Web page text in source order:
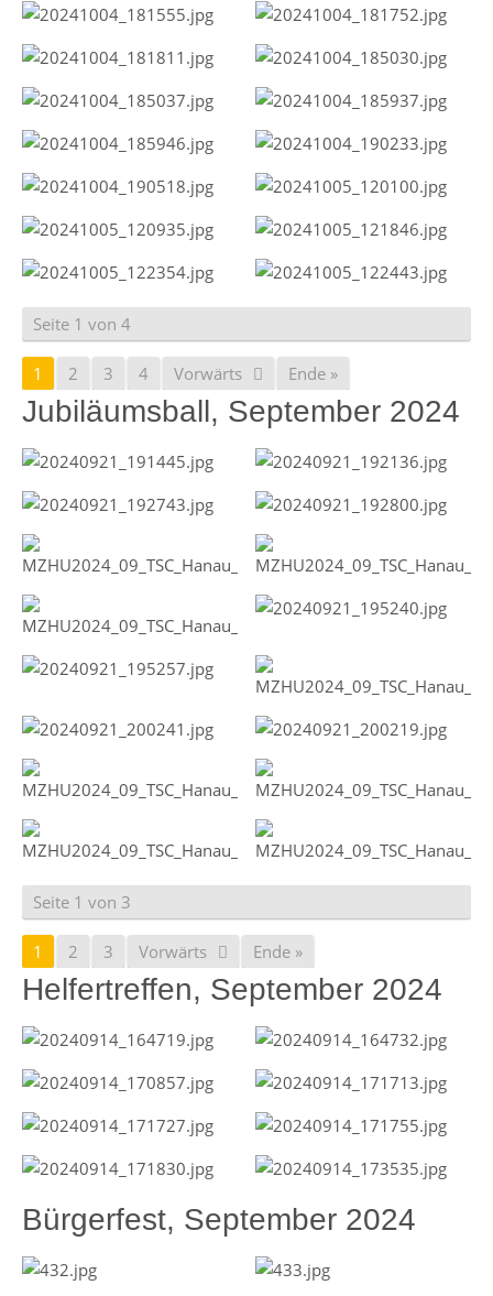
Seite 1 von 4
1 2 3 4 Vorwärts Ende »
Jubiläumsball, September 2024
Seite 1 von 3
1 2 3 Vorwärts Ende »
Helfertreffen, September 2024
Bürgerfest, September 2024